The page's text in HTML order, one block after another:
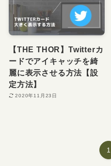
【THE THOR】Twitterカ
ードでアイキャッチを綺
麗に表示させる方法【設
定方法】
2020年11月23日
1